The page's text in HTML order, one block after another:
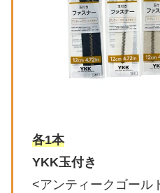
各1本
YKK玉付き
<アンティークゴール